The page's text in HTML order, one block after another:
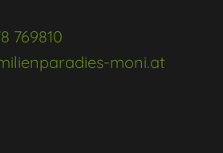
769810
moni.at